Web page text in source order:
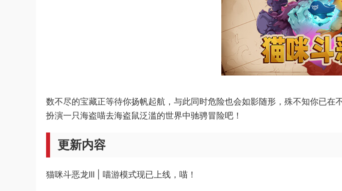
数不尽的宝藏正等待你扬帆起航，与此同时危险也会如影随形，殊不知你已
扮演一只海盗喵去海盗鼠泛滥的世界中驰骋冒险吧！
更新内容
猫咪斗恶龙III | 喵游模式现已上线，喵！